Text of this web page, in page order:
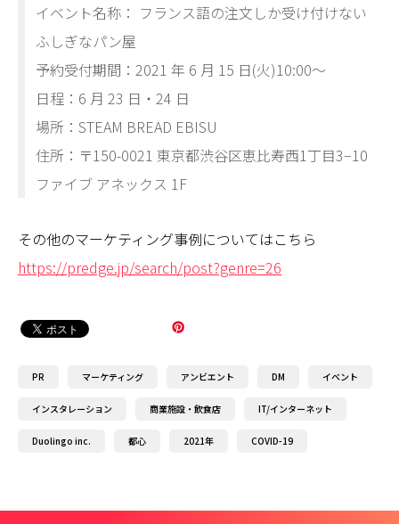
イベント名称： フランス語の注文しか受け付けない
ふしぎなパン屋
予約受付期間：2021 年 6 月 15 日(火)10:00～
日程：6 月 23 日・24 日
場所：STEAM BREAD EBISU
住所：〒150-0021 東京都渋谷区恵比寿西1丁目3−10
ファイブ アネックス 1F
その他のマーケティング事例についてはこちら
https://predge.jp/search/post?genre=26
PR マーケティング アンビエント DM イベント
インスタレーション 商業施設・飲食店 IT/インターネット
Duolingo inc. 都心 2021年 COVID-19